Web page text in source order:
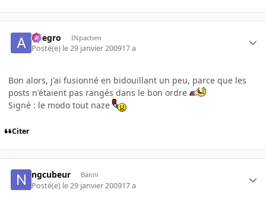
Allegro INpactien
Posté(e) le 29 janvier 200917 a
Bon alors, j'ai fusionné en bidouillant un peu, parce que les
posts n'étaient pas rangés dans le bon ordre
Signé : le modo tout naze
Citer
ngcubeur Banni
Posté(e) le 29 janvier 200917 a